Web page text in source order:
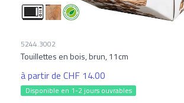
5244.3002
Touillettes en bois, brun, 11cm
à partir de CHF 14.00
Disponible en 1-2 jours ouvrables